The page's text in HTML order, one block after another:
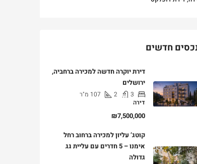
חדשים
דירת יוקרה חדשה למכירה ברחביה,
ירושלים
3
2
107 מ"ר
דירה
₪7,500,000
קוטג’ עליון למכירה ברחוב רחל
אימנו – 5 חדרים עם עליית גג
גדולה